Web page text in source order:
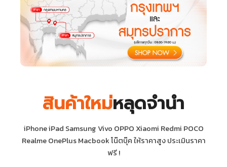
สินค้าใหม่หลุดจำนำ
iPhone iPad Samsung Vivo OPPO Xiaomi Redmi POCO
Realme OnePlus Macbook โน๊ตบุ๊ค ให้ราคาสูง ประเมินราคา
ฟรี !